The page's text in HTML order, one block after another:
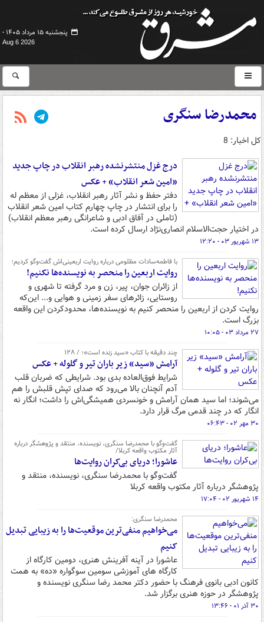
پنجشنبه ۱۵ مرداد ۱۴۰۵ -
Aug 6 2026
محمدرضا سنگری
کل اخبار: 8
درج غزل منتشرنشده رهبر انقلاب در چاپ جدید
«امین شعر انقلاب» + عکس
دفتر حفظ و نشر آثار رهبر انقلاب، غزلی از معظم له
را برای انتشار در چاپ چهارم کتاب امین شعر انقلاب
(تاملی در آفاق ادبی و شاعرانگی رهبر معظم انقلاب)
در اختیار حجت‌الاسلام انصاری‌نژاد ارسال کرده است.
۱۳ شهریور ۰۳ - ۱۲:۲۰
با فاطمه‌سادات مظلومی درباره روایت اربعینی‌اش گفت‌وگو کردیم؛
روایت اربعین را منحصر به نویسنده‌ها نکنیم!
از زائران جوان، پیر، زن و مرد گرفته تا شهری و
روستایی، زائرهای سفر زمینی و هوایی و... این‌که
روایت کردن از اربعین را منحصر کنیم به نویسنده‌ها، محدودکردن این واقعه
بزرگ است.
۲۷ مرداد ۰۳ - ۱۰:۰۵
چند دقیقه با کتاب «سید زنده است»؛ / ۱۲۸
آرامش «سید» زیر باران تیر و گلوله + عکس
شرایط فوق‌العاده بدی بود. شرایطی که ضربان قلب
آدم آنچنان بالا می‌رود که صدای تپش قلبش را هم
می‌شوند؛ اما سید همان آرامش و خونسردی همیشگی‌اش را داشت؛ انگار نه
انگار که در چند قدمی مرگ قرار دارد.
۳۰ مهر ۰۲ - ۰۶:۴۳
گفت‌وگو با محمدرضا سنگری، نویسنده، منتقد و پژوهشگر درباره‌
آثار مکتوب واقعه کربلا/
عاشورا؛ دریای بی‌کران روایت‌ها
گفت‌وگو با محمدرضا سنگری، نویسنده، منتقد و
پژوهشگر درباره‌ آثار مکتوب واقعه کربلا
۱۴ شهریور ۰۲ - ۱۷:۰۴
محمدرضا سنگری:
می‌خواهیم منفی‌ترین موقعیت‌ها را به زیبایی تبدیل
کنیم
عاشورا در آینه آفرینش هنری، دومین کارگاه از
کارگاه های آموزشی سومین سوگواره «ده» به همت
کانون ادبی بانوی فرهنگ با حضور دکتر محمد رضا سنگری نویسنده و
پژوهشگر در حوزه هنری برگزار شد.
۳۰ آذر ۰۱ - ۱۳:۴۶